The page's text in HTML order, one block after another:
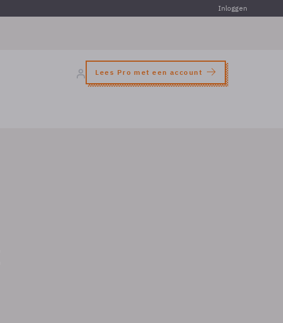
Inloggen
Lees Pro met een account